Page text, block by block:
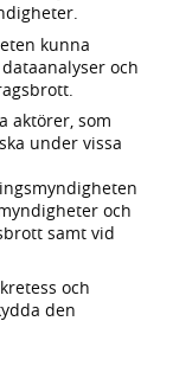
kunna
och
aktörer, som
under vissa
och
samt vid
och
den